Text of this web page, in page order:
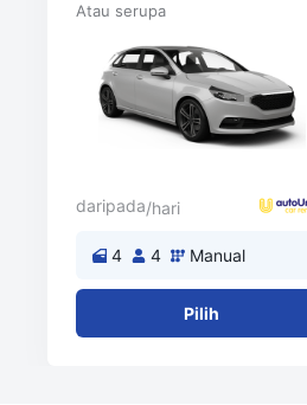
Atau serupa
daripada/hari
4 4 Manual
Pilih